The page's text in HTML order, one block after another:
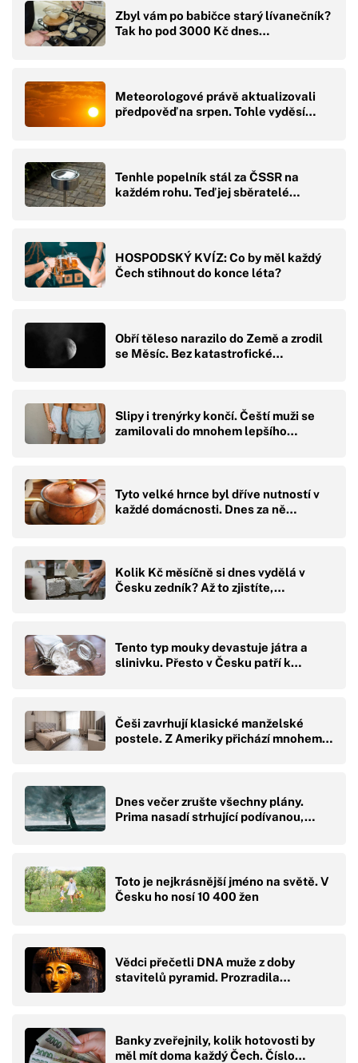
Zbyl vám po babičce starý lívanečník?
Tak ho pod 3000 Kč dnes…
Meteorologové právě aktualizovali
předpověď na srpen. Tohle vyděsí…
Tenhle popelník stál za ČSSR na
každém rohu. Teď jej sběratelé…
HOSPODSKÝ KVÍZ: Co by měl každý
Čech stihnout do konce léta?
Obří těleso narazilo do Země a zrodil
se Měsíc. Bez katastrofické…
Slipy i trenýrky končí. Čeští muži se
zamilovali do mnohem lepšího…
Tyto velké hrnce byl dříve nutností v
každé domácnosti. Dnes za ně…
Kolik Kč měsíčně si dnes vydělá v
Česku zedník? Až to zjistíte,…
Tento typ mouky devastuje játra a
slinivku. Přesto v Česku patří k…
Češi zavrhují klasické manželské
postele. Z Ameriky přichází mnohem…
Dnes večer zrušte všechny plány.
Prima nasadí strhující podívanou,…
Toto je nejkrásnější jméno na světě. V
Česku ho nosí 10 400 žen
Vědci přečetli DNA muže z doby
stavitelů pyramid. Prozradila…
Banky zveřejnily, kolik hotovosti by
měl mít doma každý Čech. Číslo…